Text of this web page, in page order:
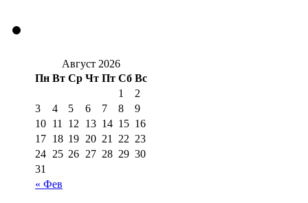
Август 2026
Пн Вт Ср Чт Пт Сб Вс
« Фев
1
2
3
4 5 6 7 8
9
10 11 12 13 14 15 16
17 18 19 20 21 22 23
24 25 26 27 28 29 30
31